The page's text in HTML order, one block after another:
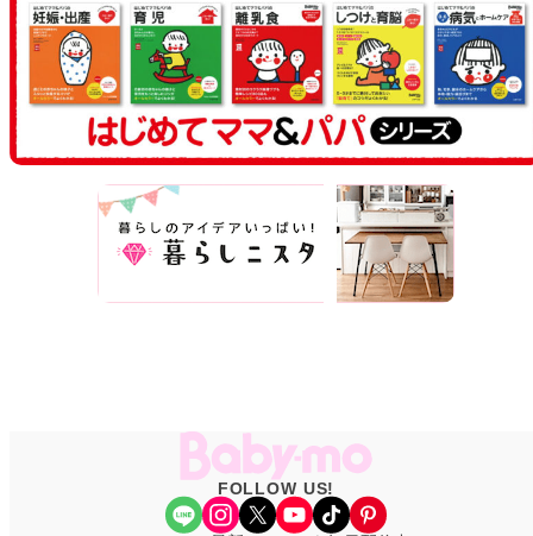
FOLLOW US!
Share Icon Instagram X YouTube TikTok Pinterest